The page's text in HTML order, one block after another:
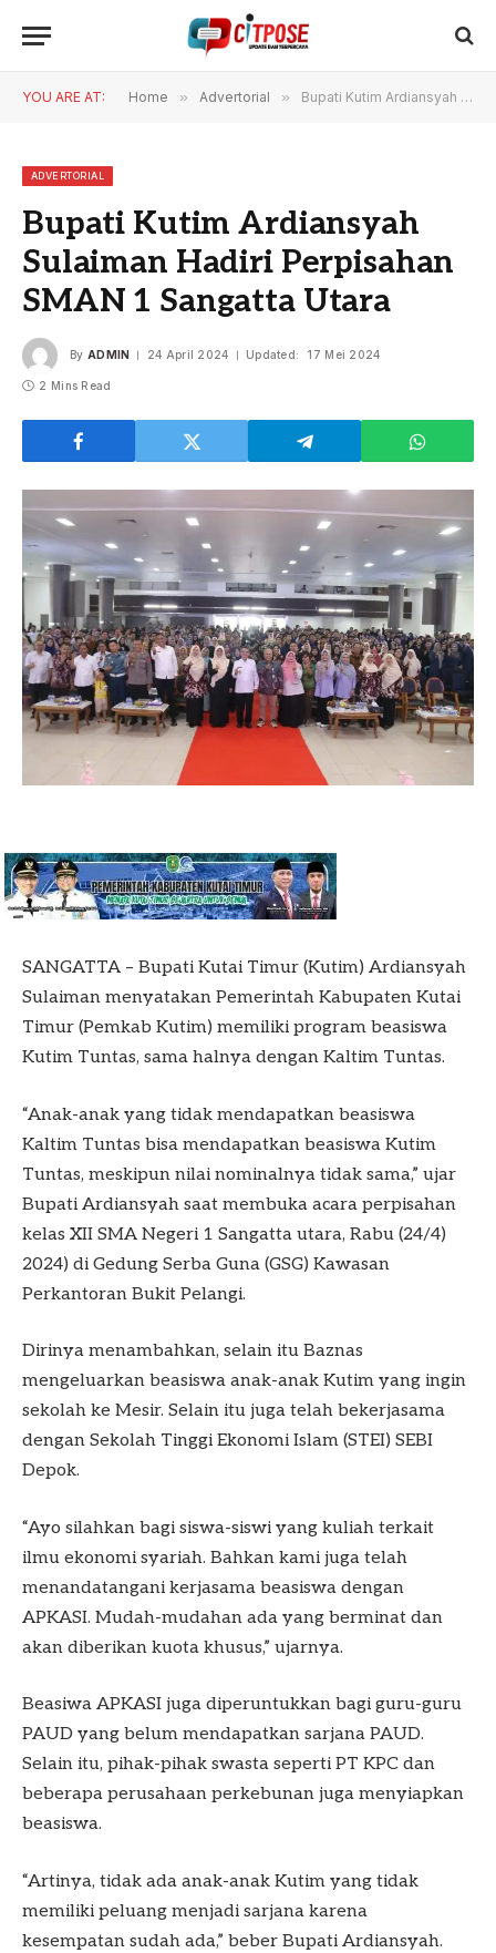
YOU ARE AT: Home » Advertorial » Bupati Kutim Ardiansyah Sulaiman Hadiri Perpisahan SMAN 1 Sangatta Utara
ADVERTORIAL
Bupati Kutim Ardiansyah
Sulaiman Hadiri Perpisahan
SMAN 1 Sangatta Utara
By ADMIN 24 April 2024 Updated: 17 Mei 2024
2 Mins Read
SANGATTA – Bupati Kutai Timur (Kutim) Ardiansyah
Sulaiman menyatakan Pemerintah Kabupaten Kutai
Timur (Pemkab Kutim) memiliki program beasiswa
Kutim Tuntas, sama halnya dengan Kaltim Tuntas.
“Anak-anak yang tidak mendapatkan beasiswa
Kaltim Tuntas bisa mendapatkan beasiswa Kutim
Tuntas, meskipun nilai nominalnya tidak sama,” ujar
Bupati Ardiansyah saat membuka acara perpisahan
kelas XII SMA Negeri 1 Sangatta utara, Rabu (24/4)
2024) di Gedung Serba Guna (GSG) Kawasan
Perkantoran Bukit Pelangi.
Dirinya menambahkan, selain itu Baznas
mengeluarkan beasiswa anak-anak Kutim yang ingin
sekolah ke Mesir. Selain itu juga telah bekerjasama
dengan Sekolah Tinggi Ekonomi Islam (STEI) SEBI
Depok.
“Ayo silahkan bagi siswa-siswi yang kuliah terkait
ilmu ekonomi syariah. Bahkan kami juga telah
menandatangani kerjasama beasiswa dengan
APKASI. Mudah-mudahan ada yang berminat dan
akan diberikan kuota khusus,” ujarnya.
Beasiwa APKASI juga diperuntukkan bagi guru-guru
PAUD yang belum mendapatkan sarjana PAUD.
Selain itu, pihak-pihak swasta seperti PT KPC dan
beberapa perusahaan perkebunan juga menyiapkan
beasiswa.
“Artinya, tidak ada anak-anak Kutim yang tidak
memiliki peluang menjadi sarjana karena
kesempatan sudah ada,” beber Bupati Ardiansyah.